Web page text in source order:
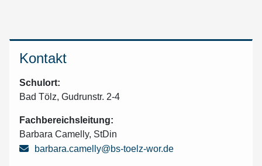
Kontakt
Schulort:
Bad Tölz, Gudrunstr. 2-4
Fachbereichsleitung:
Barbara Camelly, StDin
barbara.camelly@bs-toelz-wor.de